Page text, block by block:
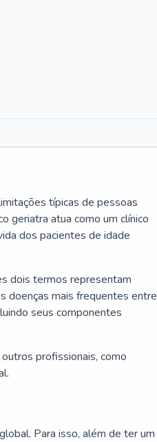
típicas de pessoas
geriatra atua como um clínico
dos pacientes de idade
dois termos representam
doenças mais frequentes entre
seus componentes
profissionais, como
Para isso, além de ter um